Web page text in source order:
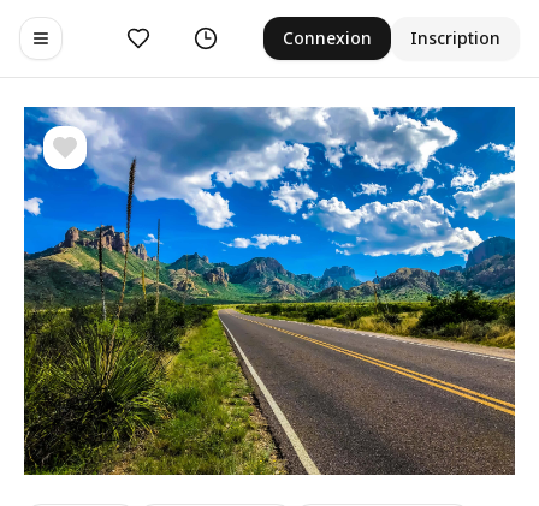
Toggle navigation menu
Aimer Historique Connexion Inscription